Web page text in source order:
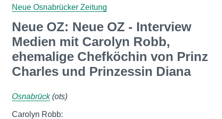
Neue Osnabrücker Zeitung
Neue OZ: Neue OZ - Interview
Medien mit Carolyn Robb,
ehemalige Chefköchin von Prinz
Charles und Prinzessin Diana
Osnabrück(ots)
Carolyn Robb: